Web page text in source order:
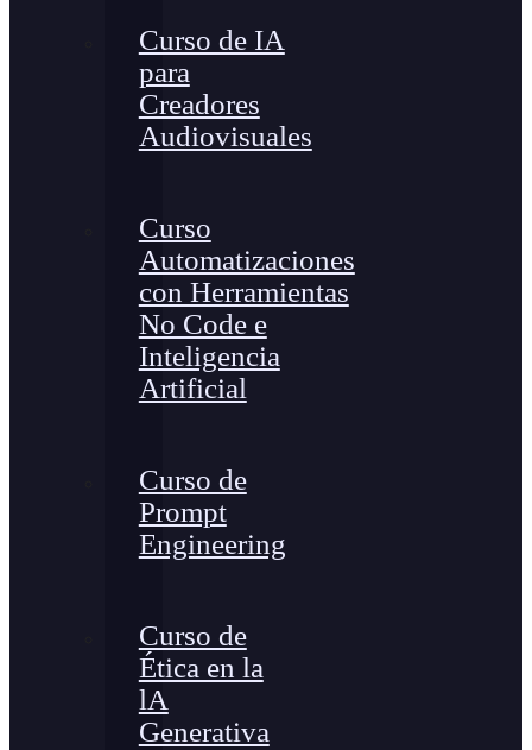
Curso de IA
para
Creadores
Audiovisuales
Curso
Automatizaciones
con Herramientas
No Code e
Inteligencia
Artificial
Curso de
Prompt
Engineering
Curso de
Ética en la
lA
Generativa